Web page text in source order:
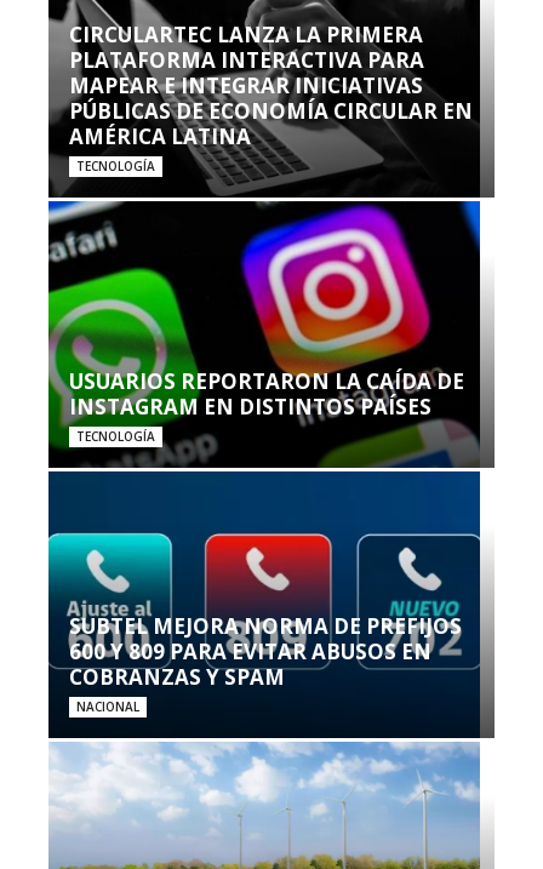
CIRCULARTEC LANZA LA PRIMERA
PLATAFORMA INTERACTIVA PARA
MAPEAR E INTEGRAR INICIATIVAS
PÚBLICAS DE ECONOMÍA CIRCULAR EN
AMÉRICA LATINA
TECNOLOGÍA
USUARIOS REPORTARON LA CAÍDA DE
INSTAGRAM EN DISTINTOS PAÍSES
TECNOLOGÍA
SUBTEL MEJORA NORMA DE PREFIJOS
600 Y 809 PARA EVITAR ABUSOS EN
COBRANZAS Y SPAM
NACIONAL